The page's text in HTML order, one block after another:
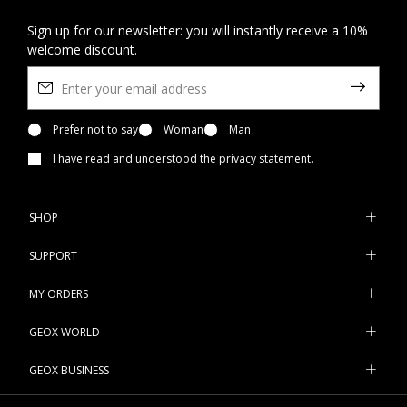
Sign up for our newsletter: you will instantly receive a 10%
welcome discount.
Prefer not to say Woman
Man
I have read and understood the privacy statement.
SHOP
SUPPORT
MY ORDERS
GEOX WORLD
GEOX BUSINESS